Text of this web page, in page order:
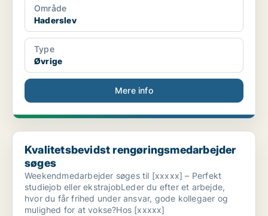
Område
Haderslev
Type
Øvrige
Mere info
Kvalitetsbevidst rengøringsmedarbejder søges
Kvalitetsbevidst rengøringsmedarbejder
søges
Weekendmedarbejder søges til [xxxxx] – Perfekt
studiejob eller ekstrajobLeder du efter et arbejde,
hvor du får frihed under ansvar, gode kollegaer og
mulighed for at vokse?Hos [xxxxx]